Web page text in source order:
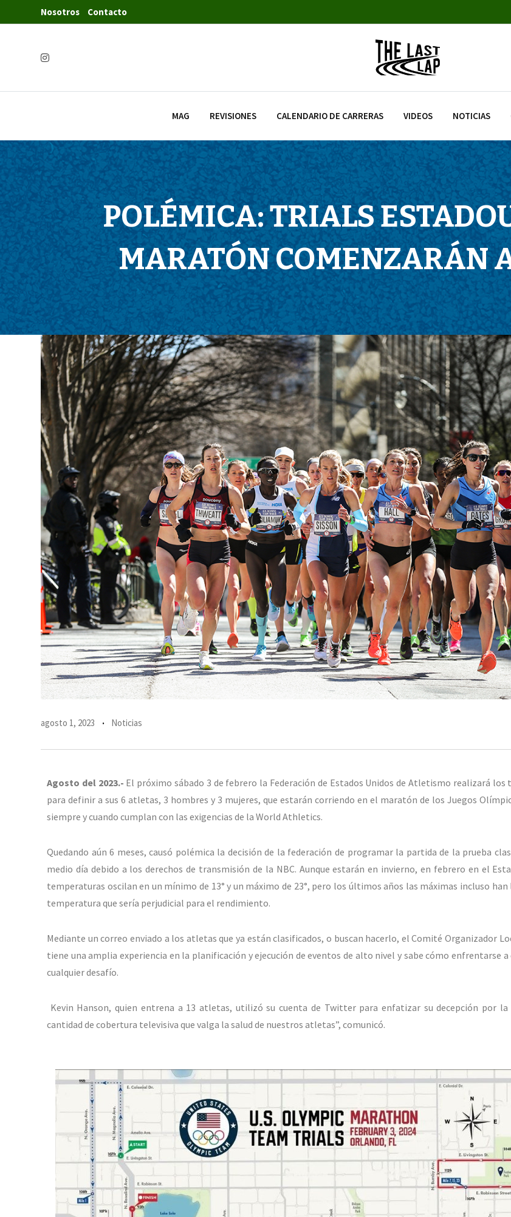
Nosotros Contacto
MAG REVISIONES CALENDARIO DE CARRERAS VIDEOS NOTICIAS
POLÉMICA: TRIALS
MARATÓN COMENZARÁN
agosto 1, 2023 Noticias
Agosto del 2023.- El próximo sábado 3 de febrero la Federación de Estados Unidos de Atletismo realizará
para definir a sus 6 atletas, 3 hombres y 3 mujeres, que estarán corriendo en el maratón de los Juegos
siempre y cuando cumplan con las exigencias de la World Athletics.
Quedando aún 6 meses, causó polémica la decisión de la federación de programar la partida de la prueba
medio día debido a los derechos de transmisión de la NBC. Aunque estarán en invierno, en febrero en el
temperaturas oscilan en un mínimo de 13° y un máximo de 23°, pero los últimos años las máximas incluso han
temperatura que sería perjudicial para el rendimiento.
Mediante un correo enviado a los atletas que ya están clasificados, o buscan hacerlo, el Comité Organizador
tiene una amplia experiencia en la planificación y ejecución de eventos de alto nivel y sabe cómo enfrentarse
cualquier desafío.
Kevin Hanson, quien entrena a 13 atletas, utilizó su cuenta de Twitter para enfatizar su decepción por la
cantidad de cobertura televisiva que valga la salud de nuestros atletas”, comunicó.